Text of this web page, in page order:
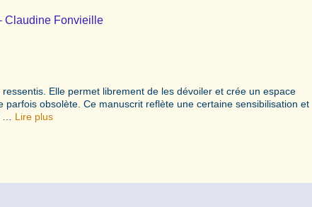
Claudine Fonvieille
Elle permet librement de les dévoiler et crée un espace
obsolète. Ce manuscrit reflète une certaine sensibilisation et
… Lire plus